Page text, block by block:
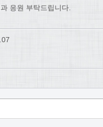
응원 부탁드립니다.